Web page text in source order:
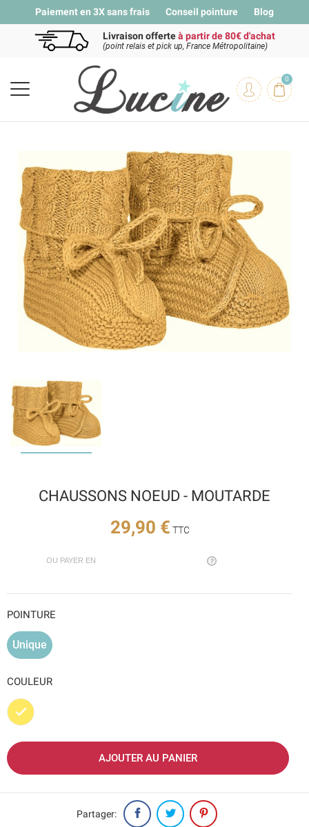
Paiement en 3X sans frais Conseil pointure Blog
Livraison offerteà partir de 80€ d'achat
(point relais et pick up, France Métropolitaine)
0
CHAUSSONS NOEUD - MOUTARDE
29,90 € TTC
OU PAYER EN
POINTURE
Unique
COULEUR
Jaune
AJOUTER AU PANIER
Partager: